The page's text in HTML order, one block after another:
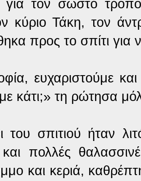
για τον σωστό
κύριο Τάκη, τον
προς το σπίτι
ευχαριστούμε
κάτι;» τη ρώτησα
του σπιτιού ήταν
πολλές
και κεριά,